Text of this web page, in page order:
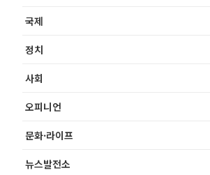
국제
정치
사회
오피니언
문화·라이프
뉴스발전소